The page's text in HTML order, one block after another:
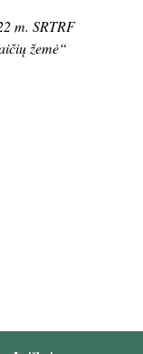
m. SRTRF
žemė“